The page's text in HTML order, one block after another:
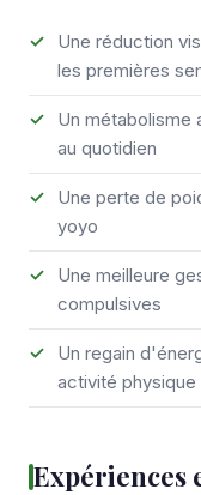
Une réduction
les premières
Un métabolisme
au quotidien
Une perte de
yoyo
Une meilleure
compulsives
Un regain
activité physique
Expériences